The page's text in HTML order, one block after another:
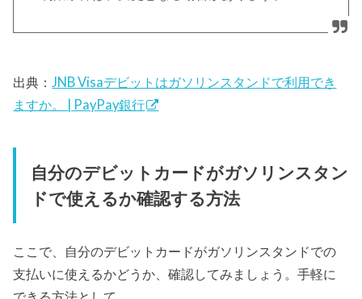
出典：JNB Visaデビットはガソリンスタンドで利用でき
ますか。 | PayPay銀行
自分のデビットカードがガソリンスタン
ドで使えるか確認する方法
ここで、自分のデビットカードがガソリンスタンドでの
支払いに使えるかどうか、確認してみましょう。手軽に